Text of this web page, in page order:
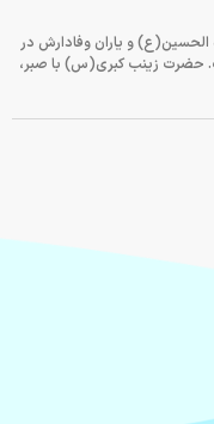
الحسین(ع) و یاران وفادارش در
حضرت زینب کبری(س) با صبر،